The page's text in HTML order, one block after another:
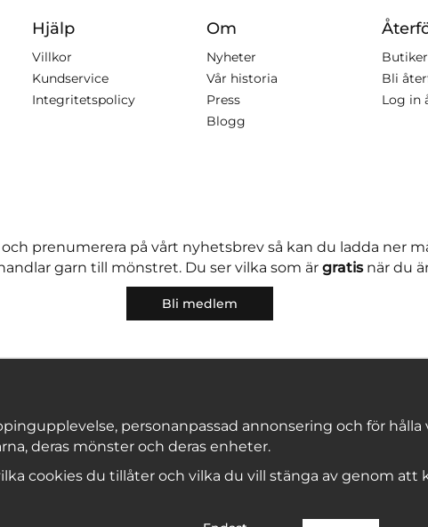
Hjälp
Villkor
Kundservice
Integritetspolicy
Om
Nyheter
Vår historia
Press
Blogg
Butiker
Bli
Log in
prenumerera på vårt nyhetsbrev så kan du ladda ner
garn till mönstret. Du ser vilka som är gratisnär du
Bli medlem
Copyright © 2026, Marks & Kattens AB
personanpassad annonsering och för hålla
deras mönster och deras enheter.
cookies du tillåter och vilka du vill stänga av genom att